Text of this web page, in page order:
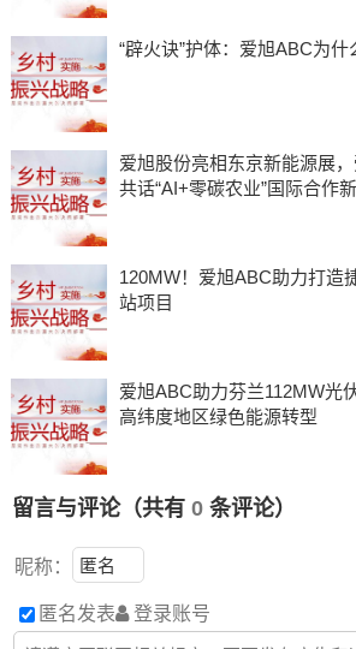
“辟火诀”护体：爱旭ABC为什
爱旭股份亮相东京新能源展
共话“AI+零碳农业”国际合作
120MW！爱旭ABC助力打造
站项目
爱旭ABC助力芬兰112MW光
高纬度地区绿色能源转型
留言与评论（共有 0条评论）
昵称：
匿名发表 登录账号